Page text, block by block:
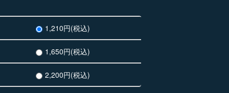
1,210円(税込)
1,650円(税込)
2,200円(税込)